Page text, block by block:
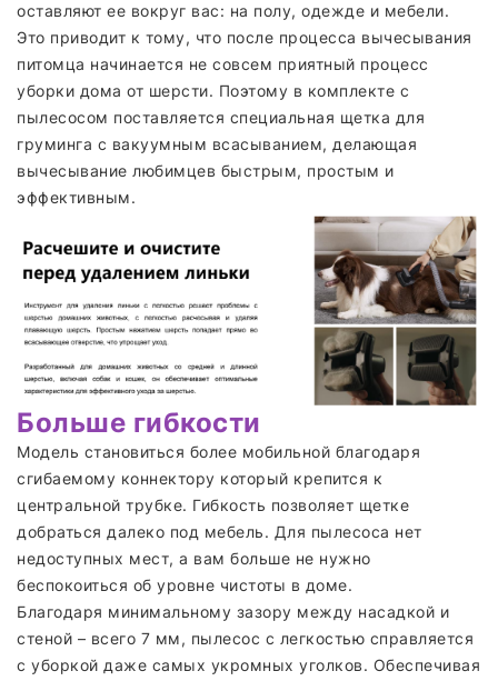
оставляют ее вокруг вас: на полу, одежде и мебели.
Это приводит к тому, что после процесса вычесывания
питомца начинается не совсем приятный процесс
уборки дома от шерсти. Поэтому в комплекте с
пылесосом поставляется специальная щетка для
груминга с вакуумным всасыванием, делающая
вычесывание любимцев быстрым, простым и
эффективным.
Больше гибкости
Модель становиться более мобильной благодаря
сгибаемому коннектору который крепится к
центральной трубке. Гибкость позволяет щетке
добраться далеко под мебель. Для пылесоса нет
недоступных мест, а вам больше не нужно
беспокоиться об уровне чистоты в доме.
Благодаря минимальному зазору между насадкой и
стеной – всего 7 мм, пылесос с легкостью справляется
с уборкой даже самых укромных уголков. Обеспечивая